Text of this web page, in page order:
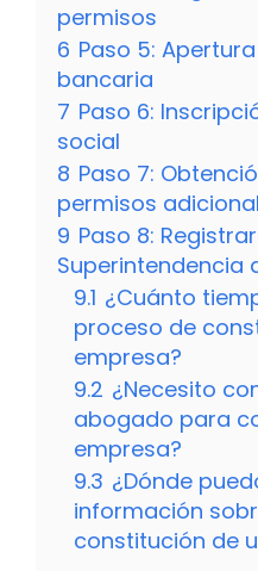
permisos
6 Paso 5:
bancaria
7 Paso 6:
social
8 Paso 7:
permisos
9 Paso 8:
Superintendencia
9.1 ¿Cuánto
proceso de
empresa?
9.2 ¿Necesito
abogado para
empresa?
9.3 ¿Dónde
información
constitución de